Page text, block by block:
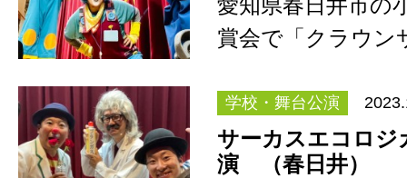
愛知県春日井市
賞会で「クラウン
で…
学校・舞台公演
サーカスエコロ
演 （春日井）